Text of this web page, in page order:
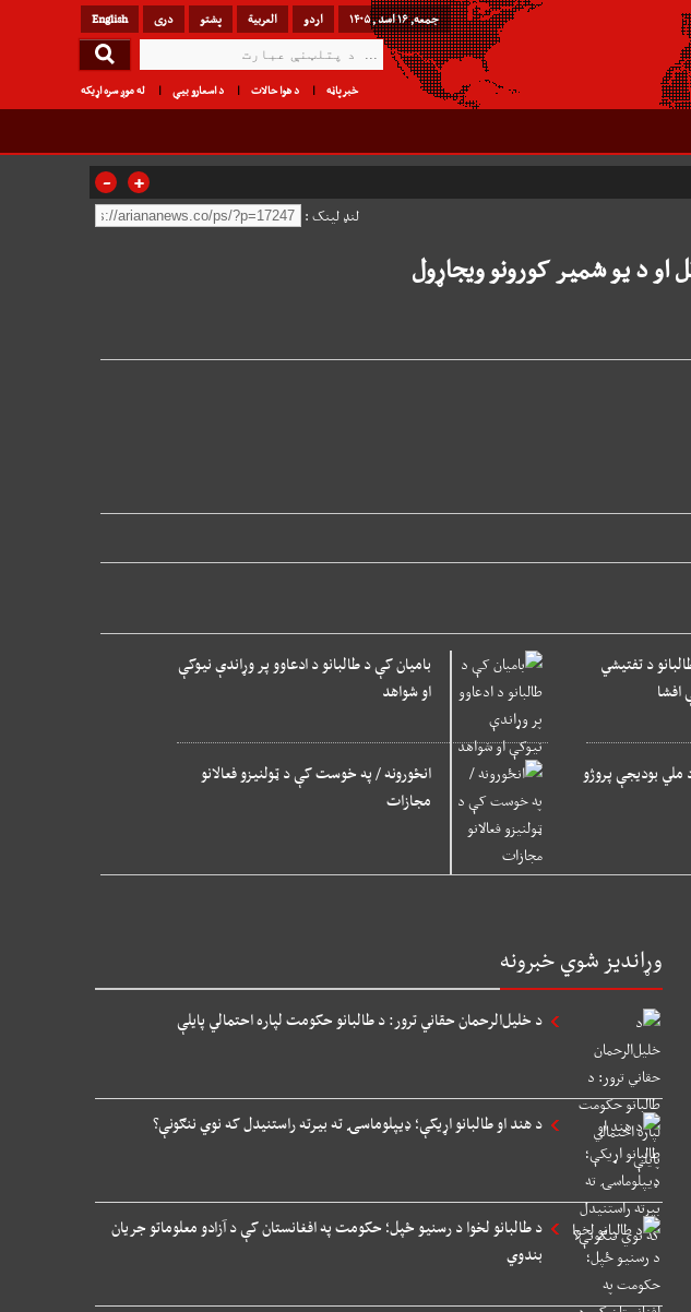
English دری پشتو العربیة اردو جمعه, ۱۶ اسد , ۱۴۰۵
له موږ سره اړیکه د اسعارو بیې د هوا حالات خبرپاڼه
- +
لنډ لینک :
او د یو شمیر کورونو ویجاړول
د تفتیشي
بامیان کې د طالبانو د ادعاوو پر وړاندې نیوکې
او شواهد
ملي بودیجې پروژو
انځورونه / په خوست کې د ټولنیزو فعالانو
مجازات
وړاندیز شوي خبرونه
د خلیل‌الرحمان حقاني ترور: د طالبانو حکومت لپاره احتمالي پایلې
د هند او طالبانو اړیکې؛ ډیپلوماسۍ ته بیرته راستنیدل که نوي ننګونې؟
د طالبانو لخوا د رسنیو ځپل؛ حکومت په افغانستان کې د آزادو معلوماتو جریان
بندوي